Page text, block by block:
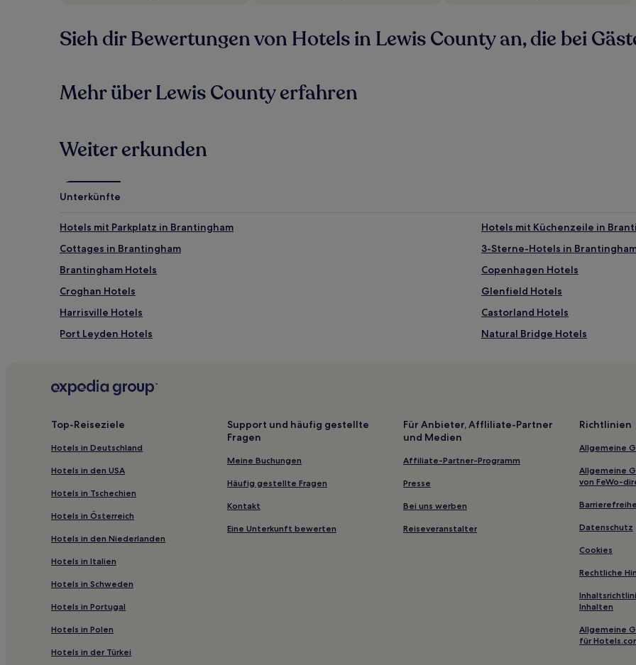
Sieh dir Bewertungen von Hotels in Lewis County an, die bei
Mehr über Lewis County erfahren
Weiter erkunden
Unterkünfte
Hotels mit Parkplatz in Brantingham
Hotels mit Küchenzeile in
Cottages in Brantingham
3-Sterne-Hotels in
Brantingham Hotels
Copenhagen Hotels
Croghan Hotels
Glenfield Hotels
Harrisville Hotels
Castorland Hotels
Port Leyden Hotels
Natural Bridge Hotels
Alpina Hotels
Belfort Hotels
Beaver Falls Hotels
Carthage Hotels
Top-Reiseziele
Hotels in Deutschland
Hotels in den USA
Hotels in Tschechien
Hotels in Österreich
Hotels in den Niederlanden
Hotels in Italien
Hotels in Schweden
Hotels in Portugal
Hotels in Polen
Hotels in der Türkei
Support und häufig gestellte
Fragen
Meine Buchungen
Häufig gestellte Fragen
Kontakt
Eine Unterkunft bewerten
Für Anbieter, Affliliate-Partner
und Medien
Affiliate-Partner-Programm
Presse
Bei uns werben
Reiseveranstalter
Richtlinien
Allgemeine
Allgemeine
von FeWo-
Datenschutz
Cookies
Rechtliche
Inhalten
Allgemeine
für